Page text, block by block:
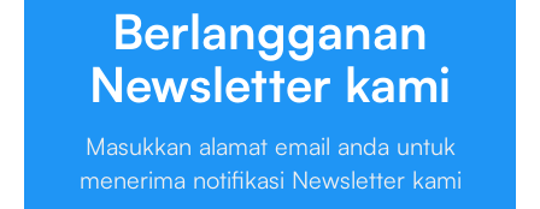
Berlangganan
Newsletter kami
Masukkan alamat email anda untuk
menerima notifikasi Newsletter kami